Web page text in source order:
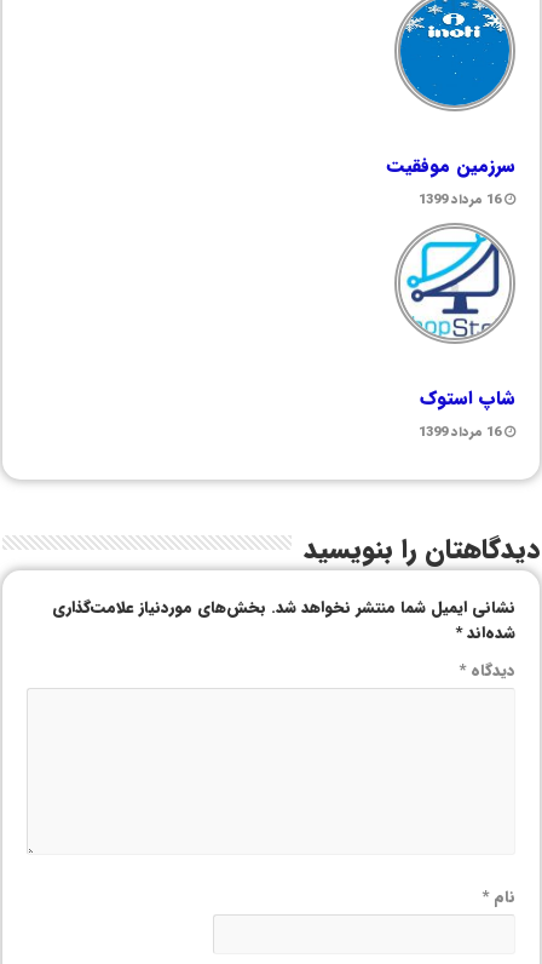
سرزمین موفقیت
16 مرداد 1399
شاپ استوک
16 مرداد 1399
دیدگاهتان را بنویسید
نشانی ایمیل شما منتشر نخواهد شد. بخش‌های موردنیاز علامت‌گذاری
شده‌اند*
دیدگاه*
نام*